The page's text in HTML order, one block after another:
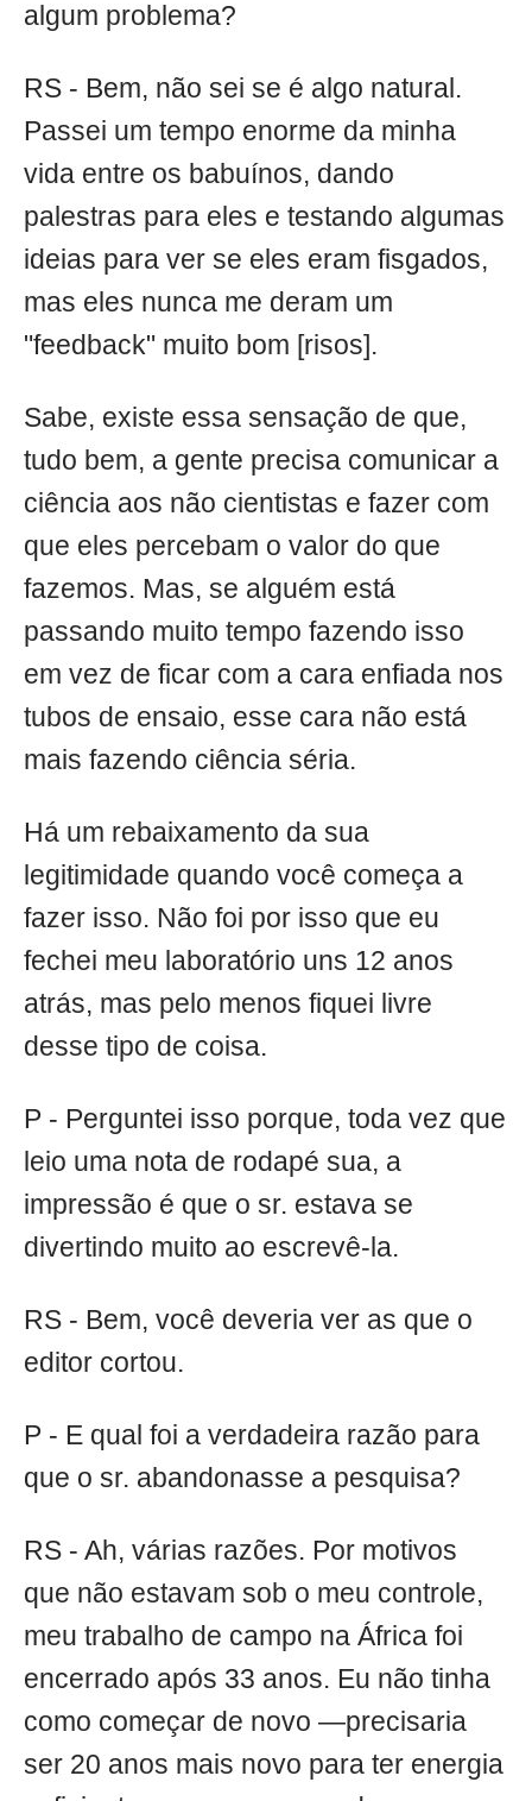
algum problema?
RS - Bem, não sei se é algo natural.
Passei um tempo enorme da minha
vida entre os babuínos, dando
palestras para eles e testando algumas
ideias para ver se eles eram fisgados,
mas eles nunca me deram um
"feedback" muito bom [risos].
Sabe, existe essa sensação de que,
tudo bem, a gente precisa comunicar a
ciência aos não cientistas e fazer com
que eles percebam o valor do que
fazemos. Mas, se alguém está
passando muito tempo fazendo isso
em vez de ficar com a cara enfiada nos
tubos de ensaio, esse cara não está
mais fazendo ciência séria.
Há um rebaixamento da sua
legitimidade quando você começa a
fazer isso. Não foi por isso que eu
fechei meu laboratório uns 12 anos
atrás, mas pelo menos fiquei livre
desse tipo de coisa.
P - Perguntei isso porque, toda vez que
leio uma nota de rodapé sua, a
impressão é que o sr. estava se
divertindo muito ao escrevê-la.
RS - Bem, você deveria ver as que o
editor cortou.
P - E qual foi a verdadeira razão para
que o sr. abandonasse a pesquisa?
RS - Ah, várias razões. Por motivos
que não estavam sob o meu controle,
meu trabalho de campo na África foi
encerrado após 33 anos. Eu não tinha
como começar de novo —precisaria
ser 20 anos mais novo para ter energia